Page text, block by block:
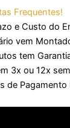
Frequentes!
e Custo do
vem
tem
3x ou 12x
de Pagamento